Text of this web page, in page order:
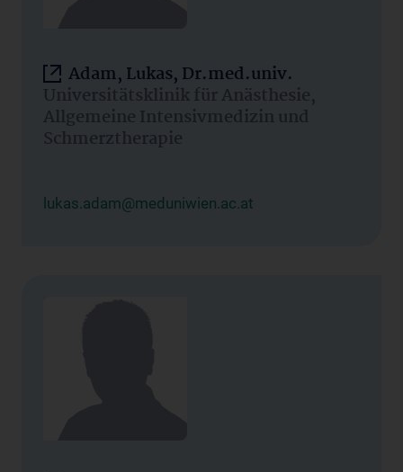
Adam, Lukas, Dr.med.univ.
Universitätsklinik für Anästhesie,
Allgemeine Intensivmedizin und
Schmerztherapie
lukas.adam@meduniwien.ac.at